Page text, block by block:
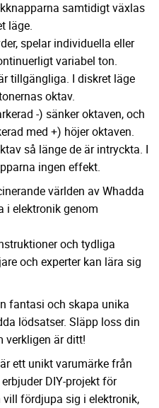
samtidigt växlas
läge.
spelar individuella eller
variabel ton.
tillgängliga. I diskret läge
oktav.
-) sänker oktaven, och
med +) höjer oktaven.
så länge de är intryckta. I
ingen effekt.
världen av Whadda
i elektronik genom
och tydliga
och experter kan lära sig
fantasi och skapa unika
lödsatser. Släpp loss din
verkligen är ditt!
ett unikt varumärke från
DIY-projekt för
fördjupa sig i elektronik,